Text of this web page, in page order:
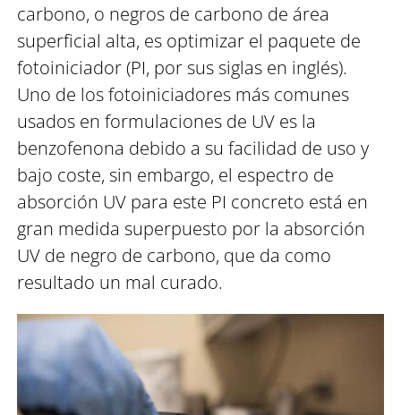
carbono, o negros de carbono de área
superficial alta, es optimizar el paquete de
fotoiniciador (PI, por sus siglas en inglés).
Uno de los fotoiniciadores más comunes
usados en formulaciones de UV es la
benzofenona debido a su facilidad de uso y
bajo coste, sin embargo, el espectro de
absorción UV para este PI concreto está en
gran medida superpuesto por la absorción
UV de negro de carbono, que da como
resultado un mal curado.